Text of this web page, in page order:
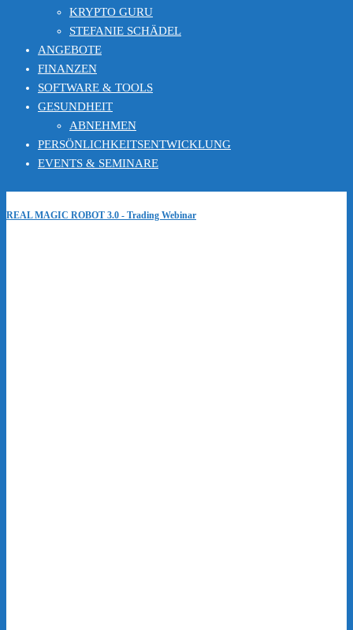
KRYPTO GURU
STEFANIE SCHÄDEL
ANGEBOTE
FINANZEN
SOFTWARE & TOOLS
GESUNDHEIT
ABNEHMEN
PERSÖNLICHKEITSENTWICKLUNG
EVENTS & SEMINARE
REAL MAGIC ROBOT 3.0 - Trading Webinar